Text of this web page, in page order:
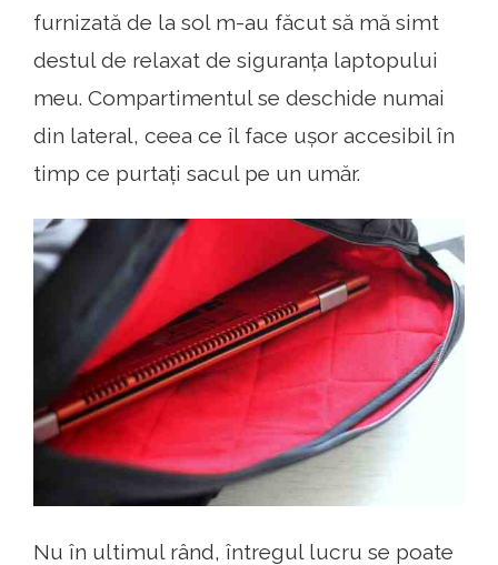
furnizată de la sol m-au făcut să mă simt
destul de relaxat de siguranța laptopului
meu. Compartimentul se deschide numai
din lateral, ceea ce îl face ușor accesibil în
timp ce purtați sacul pe un umăr.
Nu în ultimul rând, întregul lucru se poate